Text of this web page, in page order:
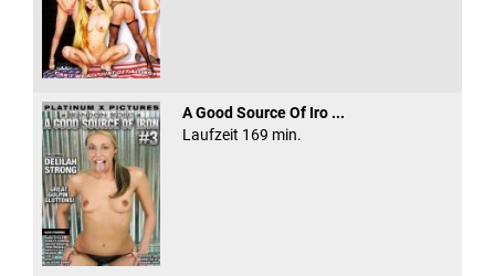
A Good Source Of Iro ...
Laufzeit 169 min.